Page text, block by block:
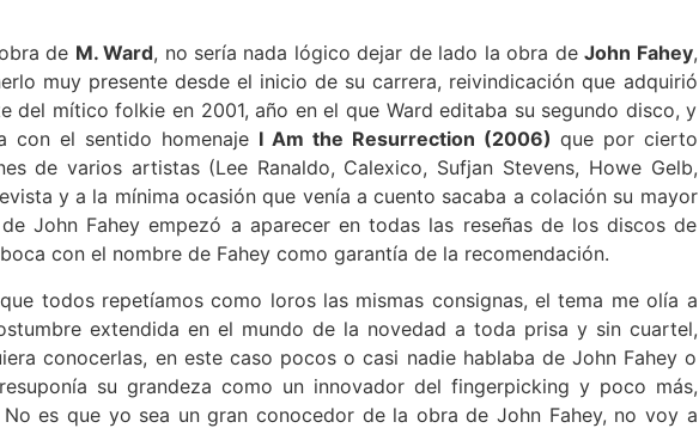
de M. Ward, no sería nada lógico dejar de lado la obra deJohn Fahey,
muy presente desde el inicio de su carrera, reivindicación que adquirió
del mítico folkie en 2001, año en el que Ward editaba su segundo disco, y
con el sentido homenaje I Am the Resurrection (2006) que por cierto
de varios artistas (Lee Ranaldo, Calexico, Sufjan Stevens, Howe Gelb,
y a la mínima ocasión que venía a cuento sacaba a colación su mayor
John Fahey empezó a aparecer en todas las reseñas de los discos de
con el nombre de Fahey como garantía de la recomendación.
todos repetíamos como loros las mismas consignas, el tema me olía a
extendida en el mundo de la novedad a toda prisa y sin cuartel,
conocerlas, en este caso pocos o casi nadie hablaba de John Fahey o
su grandeza como un innovador del fingerpicking y poco más,
es que yo sea un gran conocedor de la obra de John Fahey, no voy a